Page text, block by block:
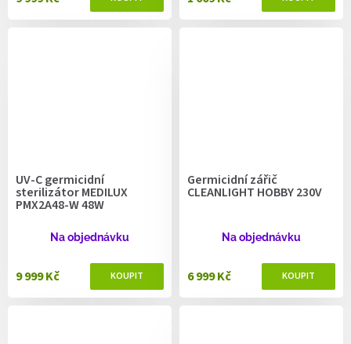
UV-C germicidní
sterilizátor MEDILUX
PMX2A48-W 48W
Na objednávku
9 999 Kč
Germicidní zářič
CLEANLIGHT HOBBY 230V
Na objednávku
6 999 Kč